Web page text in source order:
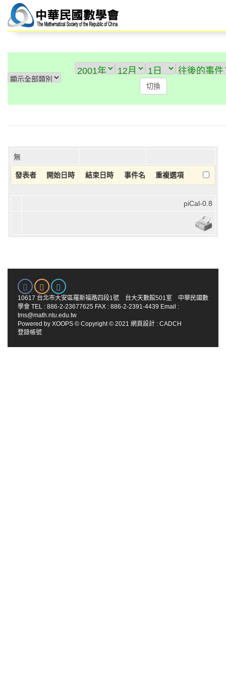
無
發表者 開始日時 結束日時 事件名 重複選項
piCal-0.8
10617 台北市大安區羅斯福路四段1號 台大天數館501室 中華民國數
學會 TEL : 886-2-23677625 FAX : 886-2-2391-4439 Email :
tms@math.ntu.edu.tw
Powered by XOOPS © Copyright © 2021 網頁設計 : CADCH
登錄帳號